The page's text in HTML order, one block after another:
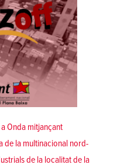
Onda mitjançant
de la multinacional nord-
de la localitat de la